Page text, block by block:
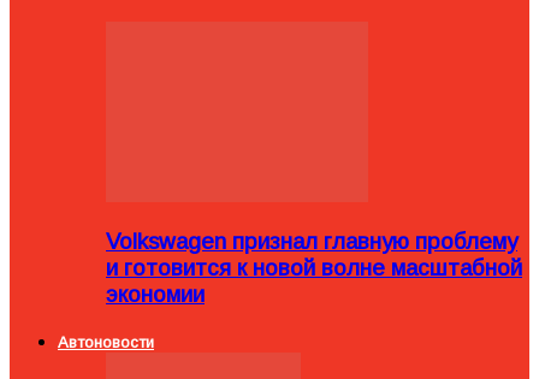
Volkswagen признал главную проблему
и готовится к новой волне масштабной
экономии
Автоновости